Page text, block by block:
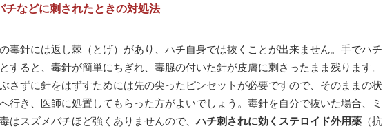
チなどに刺されたときの対処法
毒針には返し棘（とげ）があり、ハチ自身では抜くことが出来ません。手でハチ
すると、毒針が簡単にちぎれ、毒腺の付いた針が皮膚に刺さったまま残ります。
さずに針をはずすためには先の尖ったピンセットが必要ですので、そのままの状
行き、医師に処置してもらった方がよいでしょう。毒針を自分で抜いた場合、ミ
はスズメバチほど強くありませんので、ハチ刺されに効くステロイド外用薬 （抗